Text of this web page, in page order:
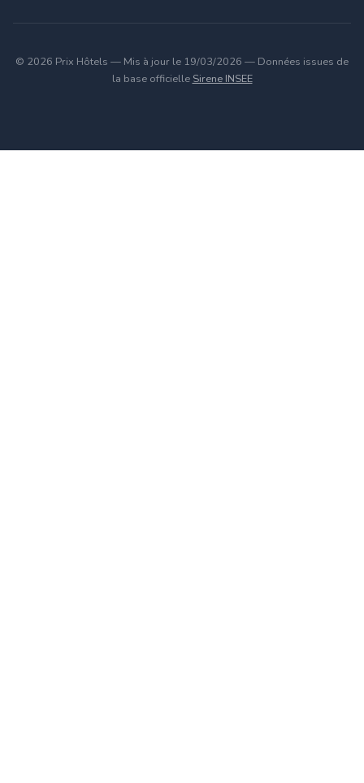
© 2026 Prix Hôtels — Mis à jour le 19/03/2026 — Données issues de
la base officielle Sirene INSEE